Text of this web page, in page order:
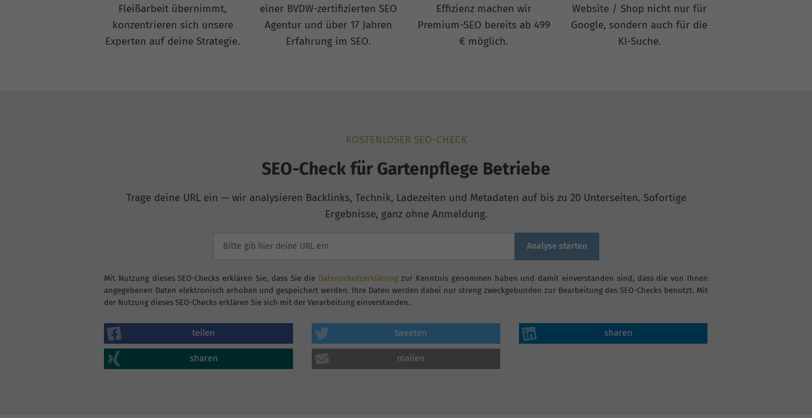
Fleißarbeit übernimmt,
konzentrieren sich unsere
Experten auf deine Strategie.
einer BVDW-zertifizierten SEO
Agentur und über 17 Jahren
Erfahrung im SEO.
Effizienz machen wir
Premium-SEO bereits ab 499
€ möglich.
Website / Shop nicht nur für
Google, sondern auch für die
KI-Suche.
KOSTENLOSER SEO-CHECK
SEO-Check für Gartenpflege Betriebe
Trage deine URL ein — wir analysieren Backlinks, Technik, Ladezeiten und Metadaten auf bis zu 20 Unterseiten. Sofortige
Ergebnisse, ganz ohne Anmeldung.
Analyse starten
Mit Nutzung dieses SEO-Checks erklären Sie, dass Sie die Datenschutzerklärung zur Kenntnis genommen haben und damit einverstanden sind, dass die von Ihnen
angegebenen Daten elektronisch erhoben und gespeichert werden. Ihre Daten werden dabei nur streng zweckgebunden zur Bearbeitung des SEO-Checks benutzt. Mit
der Nutzung dieses SEO-Checks erklären Sie sich mit der Verarbeitung einverstanden.
teilen tweeten sharen
sharen mailen